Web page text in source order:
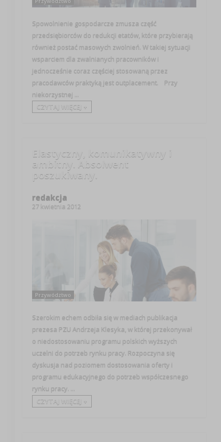
Spowolnienie gospodarcze zmusza część
przedsiębiorców do redukcji etatów, które przybierają
również postać masowych zwolnień. W takiej sytuacji
wsparciem dla zwalnianych pracowników i
jednocześnie coraz częściej stosowaną przez
pracodawców praktyką jest outplacement. Przy
niekorzystnej ...
CZYTAJ WIĘCEJ +
Elastyczny, komunikatywny i
ambitny. Absolwent
poszukiwany.
redakcja
27 kwietnia 2012
Przywództwo
Szerokim echem odbiła się w mediach publikacja
prezesa PZU Andrzeja Klesyka, w której przekonywał
o niedostosowaniu programu polskich wyższych
uczelni do potrzeb rynku pracy. Rozpoczyna się
dyskusja nad poziomem dostosowania oferty i
programu edukacyjnego do potrzeb współczesnego
rynku pracy. ...
CZYTAJ WIĘCEJ +